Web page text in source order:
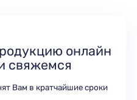
онлайн
свяжемся
Вам в кратчайшие сроки